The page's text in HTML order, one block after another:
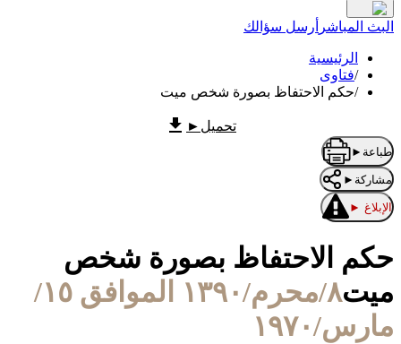
البث المباشر أرسل سؤالك
الرئيسية
/فتاوى
/حكم الاحتفاظ بصورة شخص ميت
تحميل ►
طباعة ►
مشاركة ►
الإبلاغ ►
حكم الاحتفاظ بصورة شخص
ميت
٨/محرم/١٣٩٠ الموافق ١٥/
مارس/١٩٧٠